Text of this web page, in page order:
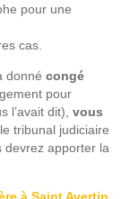
pour une
cas.
donné congé
pour
l’avait dit), vous
tribunal judiciaire
devrez apporter la